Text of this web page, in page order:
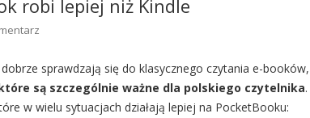
robi lepiej niż Kindle
sprawdzają się do klasycznego czytania e-booków,
są szczególnie ważne dla polskiego czytelnika.
w wielu sytuacjach działają lepiej na PocketBooku: